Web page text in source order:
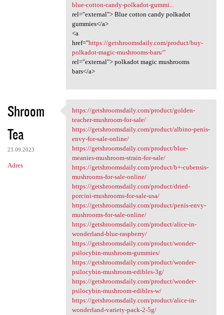
blue-cotton-candy-polkadot-gummi...
rel="external"> Blue cotton candy polkadot
gummies</a>
<a
href="https://getshroomsdaily.com/product/buy-
polkadot-magic-mushrooms-bars/"
rel="external"> polkadot magic mushrooms
bars</a>
Shroom
Tea
23.09.2023
Adres
https://getshroomsdaily.com
https://getshroomsdaily.com/product/golden-
teacher-mushroom-for-sale/
https://getshroomsdaily.com/product/albino-penis-
envy-for-sale-online/
https://getshroomsdaily.com/product/blue-
meanies-mushroom-strain-for-sale/
https://getshroomsdaily.com/product/b+-cubensis-
mushrooms-for-sale-online/
https://getshroomsdaily.com/product/dried-
porcini-mushrooms-for-sale-usa/
https://getshroomsdaily.com/product/penis-envy-
mushrooms-for-sale-online/
https://getshroomsdaily.com/product/alice-in-
wonderland-blue-raspberry/
https://getshroomsdaily.com/product/wonder-
psilocybin-mushroom-gummies/
https://getshroomsdaily.com/product/wonder-
psilocybin-mushroom-edibles-3g/
https://getshroomsdaily.com/product/wonder-
psilocybin-mushroom-edibles-w/
https://getshroomsdaily.com/product/alice-in-
wonderland-variety-pack-2-5g/